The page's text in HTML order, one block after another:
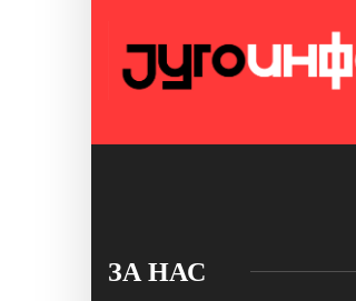
ЗА НАС